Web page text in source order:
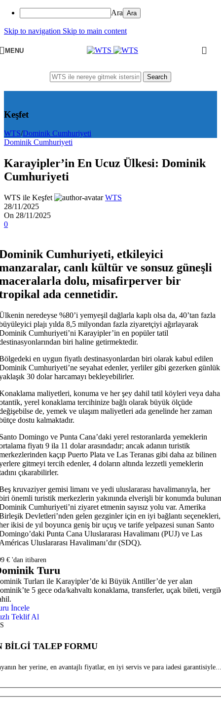
Ara
Skip to navigation Skip to main content
MENU
Search
Keşfet
WTS/Dominik Cumhuriyeti
Dominik Cumhuriyeti
Karayipler’in En Ucuz Ülkesi: Dominik
Cumhuriyeti
WTS ile Keşfet
WTS
28/11/2025
On 28/11/2025
0
Cumhuriyeti, etkileyici
canlı kültür ve sonsuz güneşli
dolu, misafirperver bir
ada cennetidir.
neredeyse %80’i yemyeşil dağlarla kaplı olsa da, 40’tan fazla
plajı yılda 8,5 milyondan fazla ziyaretçiyi ağırlayarak
Cumhuriyeti’ni Karayipler’in en popüler tatil
biri haline getirmektedir.
en uygun fiyatlı destinasyonlardan biri olarak kabul edilen
Cumhuriyeti’ne seyahat edenler, yerliler gibi gezerken günlük
30 dolar harcamayı bekleyebilirler.
maliyetleri, konuma ve her şey dahil tatil köyleri veya daha
yerel konaklama tercihinize bağlı olarak büyük ölçüde
de, yemek ve ulaşım maliyetleri ada genelinde her zaman
dostu kalmaktadır.
Domingo ve Punta Cana’daki yerel restoranlarda yemeklerin
fiyatı 9 ila 11 dolar arasındadır; ancak adanın turistik
kaçıp Puerto Plata ve Las Teranas gibi daha az bilinen
gitmeyi tercih edenler, 4 doların altında lezzetli yemeklerin
çıkarabilirler.
kruvaziyer gemisi limanı ve yedi uluslararası havalimanıyla, her
önemli turistik merkezlerin yakınında elverişli bir konumda bulunan
Cumhuriyeti’ni ziyaret etmenin sayısız yolu var. Amerika
Devletleri’nden gelen gezginler için en iyi bağlantı seçenekleri,
ikisi de yıl boyunca geniş bir uçuş ve tarife yelpazesi sunan Santo
Punta Cana Uluslararası Havalimanı (PUJ) ve Las
Uluslararası Havalimanı’dır (SDQ).
€ 'dan itibaren
Turu
Turları ile Karayipler’de ki Büyük Antiller’de yer alan
5 gece oda/kahvaltı konaklama, transferler, uçak bileti,
İncele
Teklif Al
BİLGİ TALEP FORMU
her yerine, en avantajlı fiyatlar, en iyi servis ve para iadesi